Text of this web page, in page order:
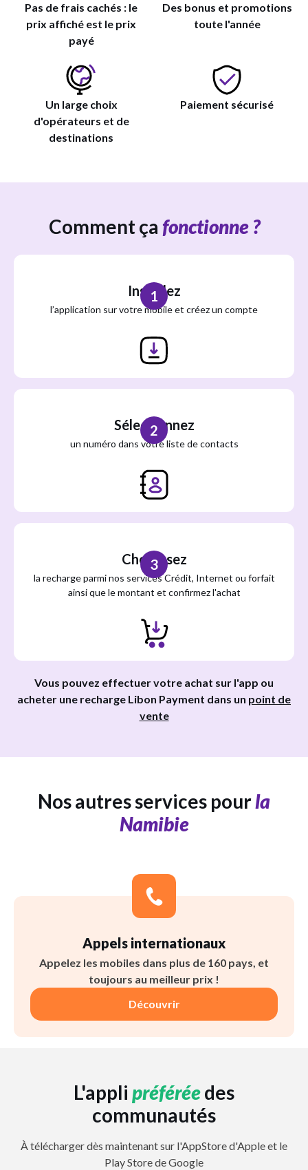
Pas de frais cachés : le
prix affiché est le prix
payé
Des bonus et promotions
toute l'année
Un large choix
d'opérateurs et de
destinations
Paiement sécurisé
Comment ça fonctionne ?
Installez
l’application sur votre mobile et créez un compte
1
Sélectionnez
un numéro dans votre liste de contacts
2
Choisissez
la recharge parmi nos services Crédit, Internet ou forfait
ainsi que le montant et confirmez l'achat
3
Vous pouvez effectuer votre achat sur l'app ou
acheter une recharge Libon Payment dans un point de
vente
Nos autres services pourla
Namibie
Appels internationaux
Appelez les mobiles dans plus de 160 pays, et
toujours au meilleur prix !
Découvrir
L'appli préféréedes
communautés
À télécharger dès maintenant sur l'AppStore d'Apple et le
Play Store de Google